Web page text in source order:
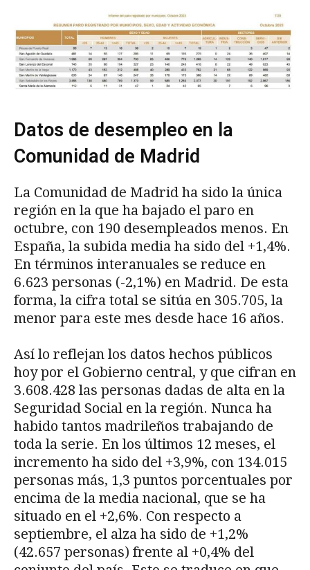
Datos de desempleo en la
Comunidad de Madrid
La Comunidad de Madrid ha sido la única
región en la que ha bajado el paro en
octubre, con 190 desempleados menos. En
España, la subida media ha sido del +1,4%.
En términos interanuales se reduce en
6.623 personas (-2,1%) en Madrid. De esta
forma, la cifra total se sitúa en 305.705, la
menor para este mes desde hace 16 años.
Así lo reflejan los datos hechos públicos
hoy por el Gobierno central, y que cifran en
3.608.428 las personas dadas de alta en la
Seguridad Social en la región. Nunca ha
habido tantos madrileños trabajando de
toda la serie. En los últimos 12 meses, el
incremento ha sido del +3,9%, con 134.015
personas más, 1,3 puntos porcentuales por
encima de la media nacional, que se ha
situado en el +2,6%. Con respecto a
septiembre, el alza ha sido de +1,2%
(42.657 personas) frente al +0,4% del